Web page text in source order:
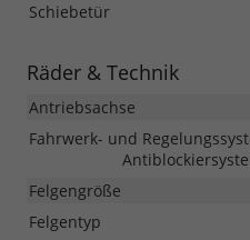
Schiebetür
Räder & Technik
Antriebsachse
Fahrwerk- und
Felgengröße
Felgentyp